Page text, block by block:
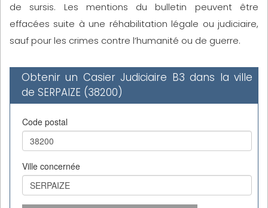
de sursis. Les mentions du bulletin peuvent être
effacées suite à une réhabilitation légale ou judiciaire,
sauf pour les crimes contre l’humanité ou de guerre.
Obtenir un Casier Judiciaire B3 dans la ville
de SERPAIZE (38200)
Code postal
Ville concernée